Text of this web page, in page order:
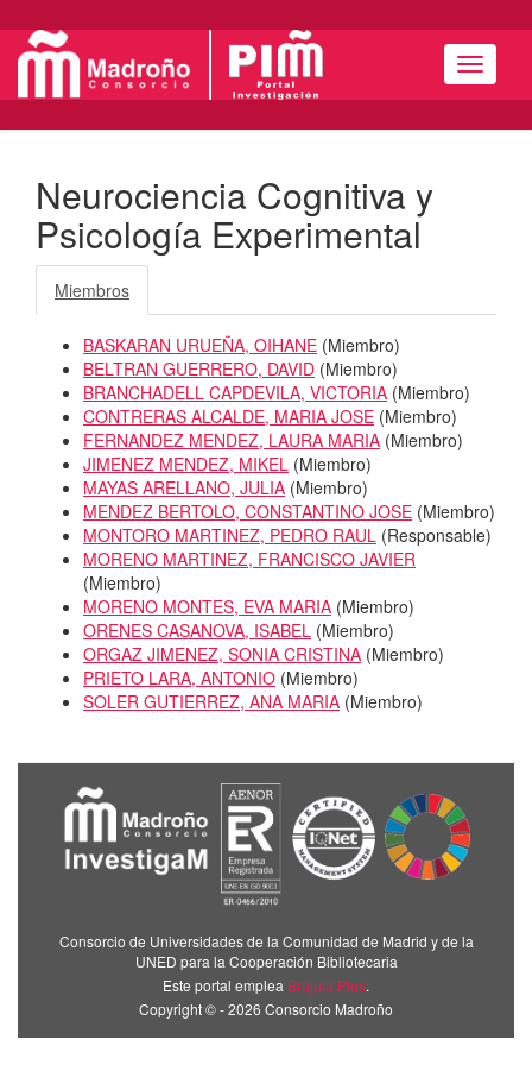
Menú
Neurociencia Cognitiva y
Psicología Experimental
Miembros
BASKARAN URUEÑA, OIHANE (Miembro)
BELTRAN GUERRERO, DAVID (Miembro)
BRANCHADELL CAPDEVILA, VICTORIA (Miembro)
CONTRERAS ALCALDE, MARIA JOSE (Miembro)
FERNANDEZ MENDEZ, LAURA MARIA (Miembro)
JIMENEZ MENDEZ, MIKEL (Miembro)
MAYAS ARELLANO, JULIA (Miembro)
MENDEZ BERTOLO, CONSTANTINO JOSE (Miembro)
MONTORO MARTINEZ, PEDRO RAUL (Responsable)
MORENO MARTINEZ, FRANCISCO JAVIER
(Miembro)
MORENO MONTES, EVA MARIA (Miembro)
ORENES CASANOVA, ISABEL (Miembro)
ORGAZ JIMENEZ, SONIA CRISTINA (Miembro)
PRIETO LARA, ANTONIO (Miembro)
SOLER GUTIERREZ, ANA MARIA (Miembro)
Consorcio de Universidades de la Comunidad de Madrid y de la
UNED para la Cooperación Bibliotecaria
Este portal emplea Brújula Plus.
Copyright © - 2026 Consorcio Madroño